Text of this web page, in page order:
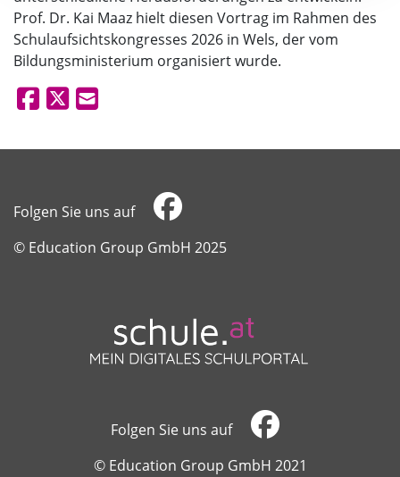
Prof. Dr. Kai Maaz hielt diesen Vortrag im Rahmen des
Schulaufsichtskongresses 2026 in Wels, der vom
Bildungsministerium organisiert wurde.
Folgen Sie uns auf
​​​​​​​© Education Group GmbH 2025
Folgen Sie uns auf
​​​​​​​© Education Group GmbH 2021